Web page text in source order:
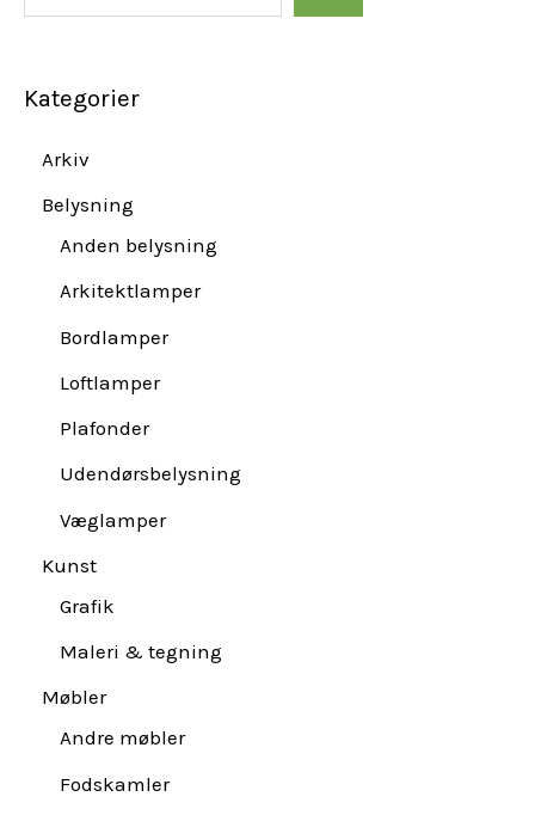
Kategorier
Arkiv
Belysning
Anden belysning
Arkitektlamper
Bordlamper
Loftlamper
Plafonder
Udendørsbelysning
Væglamper
Kunst
Grafik
Maleri & tegning
Møbler
Andre møbler
Fodskamler